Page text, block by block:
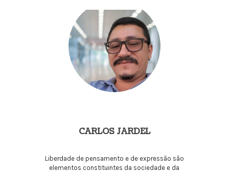
CARLOS JARDEL
Liberdade de pensamento e de expressão são
elementos constituintes da sociedade e da